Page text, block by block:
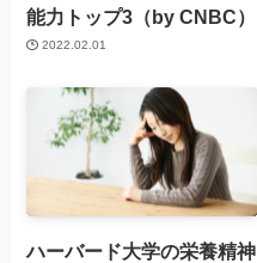
能力トップ3（by CNBC）
2022.02.01
ハーバード大学の栄養精神